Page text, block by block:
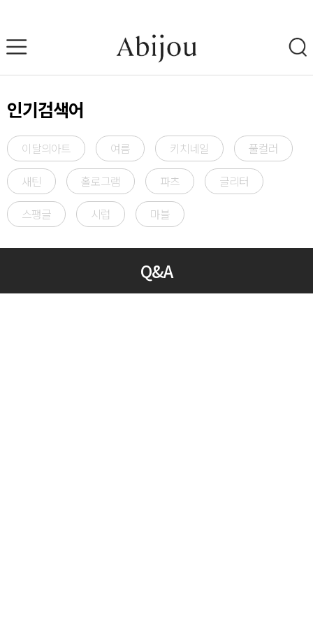
인기검색어
이달의아트 여름 키치네일
풀컬러
새틴
홀로그램 파츠
글리터
스팽글
시럽 마블
Q&A